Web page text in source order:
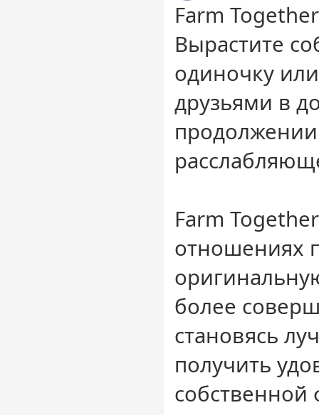
Farm
Вырастите
одиночку
друзьями в
Farm
отношениях
более
становясь
получить